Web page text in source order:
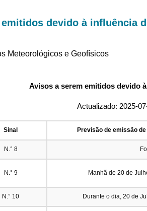
devido à influência
Meteorológicos e Geofísicos
Avisos a serem emitidos devido
Actualizado: 2025-
Sinal Previsão de emissão
N.° 8
N.° 9 Manhã de 20 de
N.° 10 Durante o dia, 20 de